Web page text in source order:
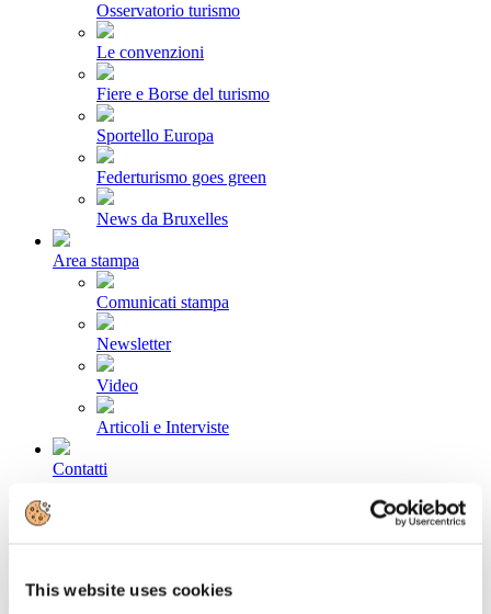
This website uses cookies
Osservatorio turismo
Le convenzioni
Fiere e Borse del turismo
Sportello Europa
Federturismo goes green
News da Bruxelles
Area stampa
Comunicati stampa
Newsletter
Video
Articoli e Interviste
Contatti
Tel. +39 320 57 80 986
Email segreteria@federturismo.it
Come aderire